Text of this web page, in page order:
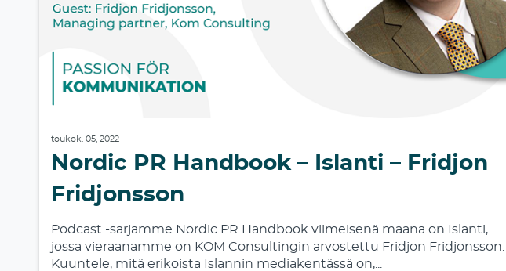
toukok. 05, 2022
Nordic PR Handbook – Islanti – Fridjon
Fridjonsson
Podcast -sarjamme Nordic PR Handbook viimeisenä maana on Islanti,
jossa vieraanamme on KOM Consultingin arvostettu Fridjon Fridjonsson.
Kuuntele, mitä erikoista Islannin mediakentässä on,...